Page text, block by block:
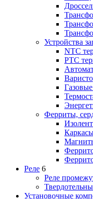
Устройства
NTC
PTC
Ферриты,
Реле 6
Реле
Установочные